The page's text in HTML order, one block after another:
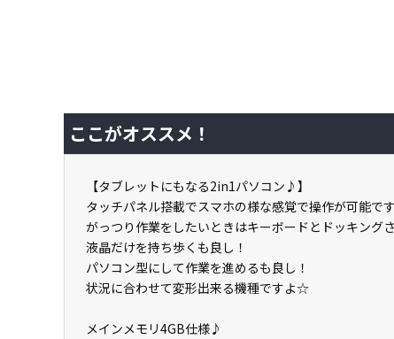
ここがオススメ！
【タブレットにもなる2in1パソコン♪】
タッチパネル搭載でスマホの様な感覚で操作が可能で
がっつり作業をしたいときはキーボードとドッキング
液晶だけを持ち歩くも良し！
パソコン型にして作業を進めるも良し！
状況に合わせて変形出来る機種ですよ☆
メインメモリ4GB仕様♪